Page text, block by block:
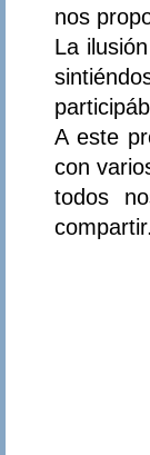
nos
La
A este
con
todos